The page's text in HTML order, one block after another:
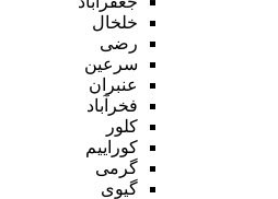
خلخال
رضی
سرعین
عنبران
فخرآباد
کلور
کوراییم
گرمی
گیوی